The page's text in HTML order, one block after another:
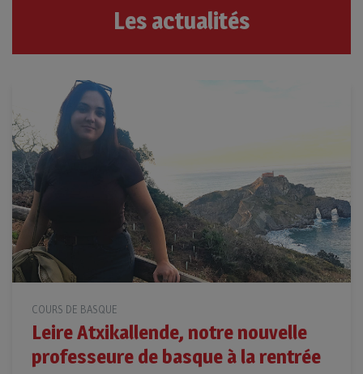
Les actualités
COURS DE BASQUE
Leire Atxikallende, notre nouvelle
professeure de basque à la rentrée